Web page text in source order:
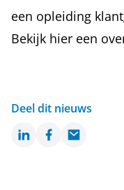
een opleiding
Bekijk hier een
Deel dit nieuws
LinkedInFacebook
Email